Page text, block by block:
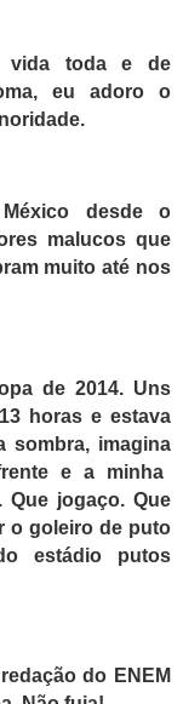
vida toda e de
eu adoro o
desde o
malucos que
muitoaté nos
de 2014. Uns
horas e estava
sombra, imagina
e a minha
jogaço. Que
o goleiro de puto
estádio putos
do ENEM